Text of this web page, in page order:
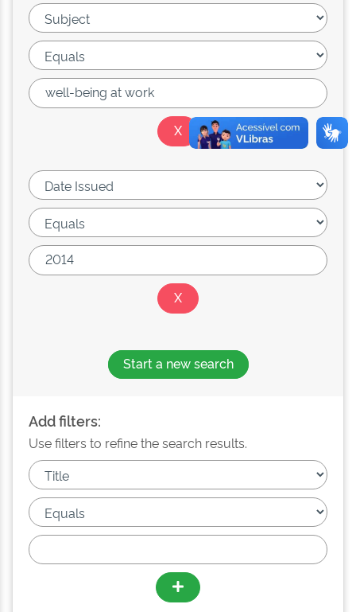
Start a new search
Add filters:
Use filters to refine the search results.